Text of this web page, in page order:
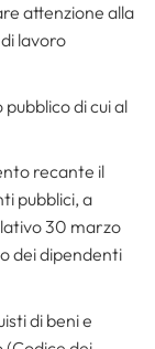
attenzione alla
lavoro
di cui al
recante il
pubblici, a
30 marzo
dei dipendenti
di beni e